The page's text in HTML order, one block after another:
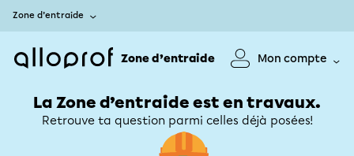
Zone d’entraide
Zone d’entraide Mon compte
La Zone d’entraide est en travaux.
Retrouve ta question parmi celles déjà posées!